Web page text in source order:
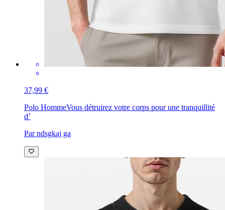
37,99 €
Polo HommeVous détruirez votre corps pour une tranquillité
d’
Par ndsgkaj ga